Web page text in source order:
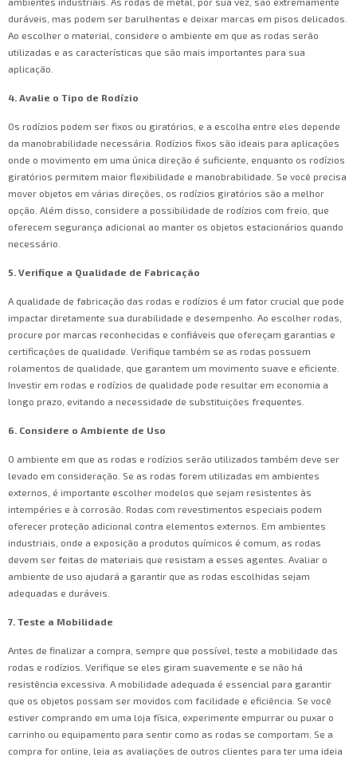
duráveis, mas podem ser barulhentas e deixar marcas em pisos delicados.
Ao escolher o material, considere o ambiente em que as rodas serão
utilizadas e as características que são mais importantes para sua
aplicação.
4. Avalie o Tipo de Rodízio
Os rodízios podem ser fixos ou giratórios, e a escolha entre eles depende
da manobrabilidade necessária. Rodízios fixos são ideais para aplicações
onde o movimento em uma única direção é suficiente, enquanto os rodízios
giratórios permitem maior flexibilidade e manobrabilidade. Se você precisa
mover objetos em várias direções, os rodízios giratórios são a melhor
opção. Além disso, considere a possibilidade de rodízios com freio, que
oferecem segurança adicional ao manter os objetos estacionários quando
necessário.
5. Verifique a Qualidade de Fabricação
A qualidade de fabricação das rodas e rodízios é um fator crucial que pode
impactar diretamente sua durabilidade e desempenho. Ao escolher rodas,
procure por marcas reconhecidas e confiáveis que ofereçam garantias e
certificações de qualidade. Verifique também se as rodas possuem
rolamentos de qualidade, que garantem um movimento suave e eficiente.
Investir em rodas e rodízios de qualidade pode resultar em economia a
longo prazo, evitando a necessidade de substituições frequentes.
6. Considere o Ambiente de Uso
O ambiente em que as rodas e rodízios serão utilizados também deve ser
levado em consideração. Se as rodas forem utilizadas em ambientes
externos, é importante escolher modelos que sejam resistentes às
intempéries e à corrosão. Rodas com revestimentos especiais podem
oferecer proteção adicional contra elementos externos. Em ambientes
industriais, onde a exposição a produtos químicos é comum, as rodas
devem ser feitas de materiais que resistam a esses agentes. Avaliar o
ambiente de uso ajudará a garantir que as rodas escolhidas sejam
adequadas e duráveis.
7. Teste a Mobilidade
Antes de finalizar a compra, sempre que possível, teste a mobilidade das
rodas e rodízios. Verifique se eles giram suavemente e se não há
resistência excessiva. A mobilidade adequada é essencial para garantir
que os objetos possam ser movidos com facilidade e eficiência. Se você
estiver comprando em uma loja física, experimente empurrar ou puxar o
carrinho ou equipamento para sentir como as rodas se comportam. Se a
compra for online, leia as avaliações de outros clientes para ter uma ideia